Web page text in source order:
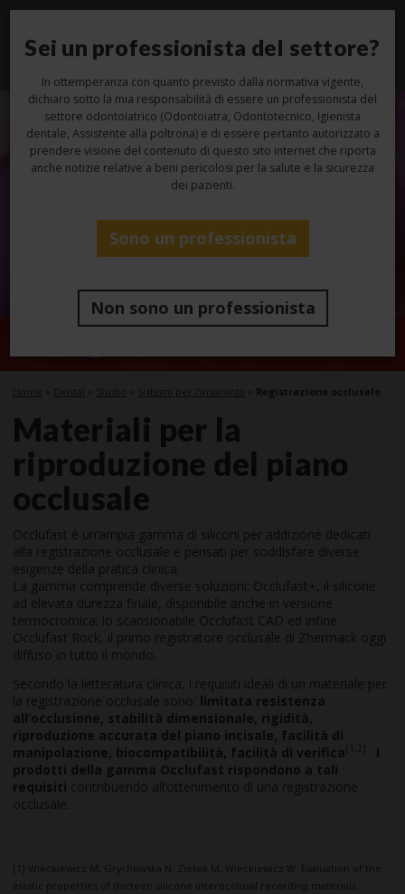
Home Dental Studio Sistemi per l'impronta Registrazione occlusale
Materiali per la
riproduzione del piano
occlusale
Occlufast è un’ampia gamma di siliconi per addizione dedicati
alla registrazione occlusale e pensati per soddisfare diverse
esigenze della pratica clinica.
La gamma comprende diverse soluzioni: Occlufast+, il silicone
ad elevata durezza finale, disponibile anche in versione
termocromica; lo scansionabile Occlufast CAD ed infine
Occlufast Rock, il primo registratore occlusale di Zhermack oggi
diffuso in tutto il mondo.
Secondo la letteratura clinica, i requisiti ideali di un materiale per
la registrazione occlusale sono: limitata resistenza
all’occlusione, stabilità dimensionale, rigidità,
riproduzione accurata del piano incisale, facilità di
manipolazione, biocompatibilità, facilità di verifica[1,2]
I
prodotti della gamma Occlufast rispondono a tali
requisiti contribuendo all’ottenimento di una registrazione
occlusale.
[1] Wieckiewicz M, Grychowska N, Zietek M, Wieckiewicz W. Evaluation of the
elastic properties of thirteen silicone interocclusal recording materials.
Sei un professionista del settore?
In ottemperanza con quanto previsto dalla normativa vigente,
dichiaro sotto la mia responsabilità di essere un professionista del
settore odontoiatrico (Odontoiatra, Odontotecnico, Igienista
dentale, Assistente alla poltrona) e di essere pertanto autorizzato a
prendere visione del contenuto di questo sito internet che riporta
anche notizie relative a beni pericolosi per la salute e la sicurezza
dei pazienti.
Sono un professionista
Non sono un professionista